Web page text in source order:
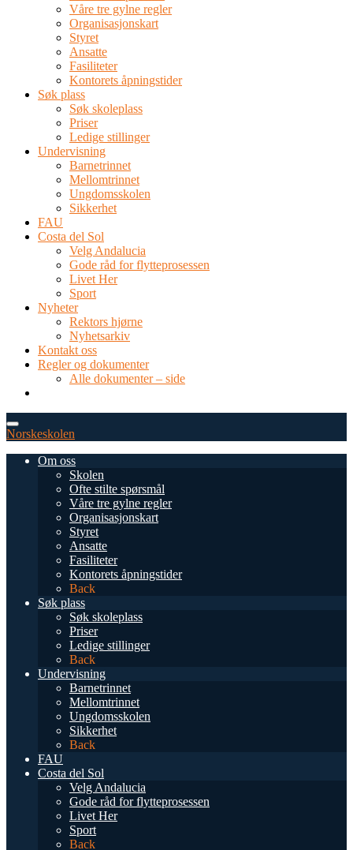
Våre tre gylne regler
Organisasjonskart
Styret
Ansatte
Fasiliteter
Kontorets åpningstider
Søk plass
Søk skoleplass
Priser
Ledige stillinger
Undervisning
Barnetrinnet
Mellomtrinnet
Ungdomsskolen
Sikkerhet
FAU
Costa del Sol
Velg Andalucia
Gode råd for flytteprosessen
Livet Her
Sport
Nyheter
Rektors hjørne
Nyhetsarkiv
Kontakt oss
Regler og dokumenter
Alle dokumenter – side
Norskeskolen
Om oss
Skolen
Ofte stilte spørsmål
Våre tre gylne regler
Organisasjonskart
Styret
Ansatte
Fasiliteter
Kontorets åpningstider
Back
Søk plass
Søk skoleplass
Priser
Ledige stillinger
Back
Undervisning
Barnetrinnet
Mellomtrinnet
Ungdomsskolen
Sikkerhet
Back
FAU
Costa del Sol
Velg Andalucia
Gode råd for flytteprosessen
Livet Her
Sport
Back